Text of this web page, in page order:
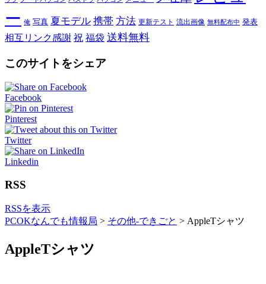
ー 俺 写真 夏モデル 携帯 方法 更新テスト 流出画像 無料配布中 発表
相互リンク感謝 祝 福袋 送料無料
このサイトをシェア
Facebook
Pinterest
Twitter
Linkedin
RSS
RSSを表示
PCOKなんでも情報局 > その他-できごと > AppleTシャツ
AppleTシャツ